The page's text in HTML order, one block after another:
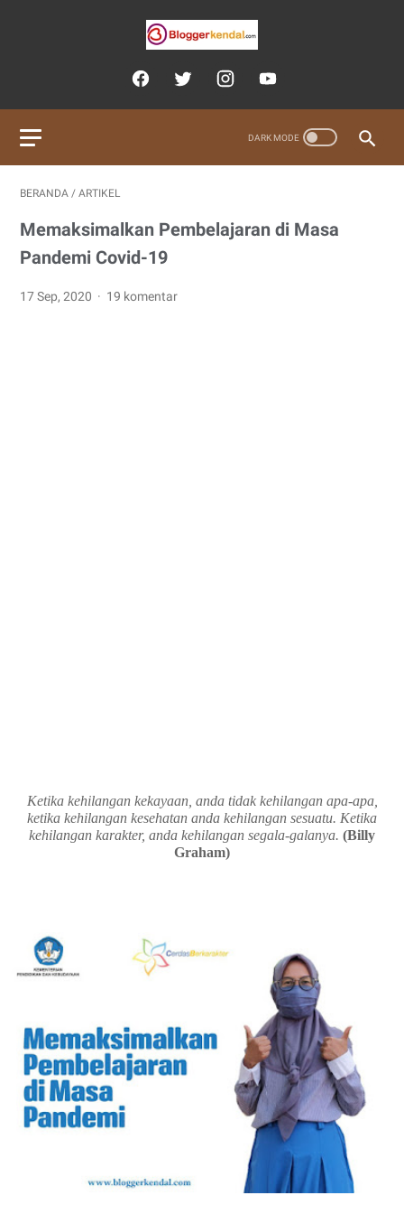
BERANDA / ARTIKEL
Memaksimalkan Pembelajaran di Masa
Pandemi Covid-19
17 Sep, 2020 19 komentar
Ketika kehilangan kekayaan, anda tidak kehilangan apa-apa,
ketika kehilangan kesehatan anda kehilangan sesuatu. Ketika
kehilangan karakter, anda kehilangan segala-galanya. (Billy
Graham)